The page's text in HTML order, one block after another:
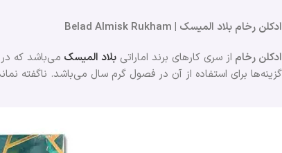
ادکلن رخام بلاد المیسک | Belad Almisk Rukham
ادکلن رخام از سری کارهای برند اماراتی بلاد المیسک می‌باشد که
گزینه‌ها برای استفاده از آن در فصول گرم سال می‌باشد. ناگفته